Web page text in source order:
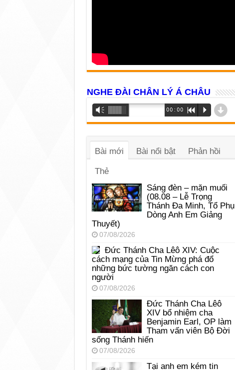
NGHE ĐÀI CHÂN LÝ Á CHÂU
Trình
phát
âm
Vm 00:00 R P d
Bài mới Bài nổi bật Phản hồi
Thẻ
Sáng đèn – mặn muối
(08.08 – Lễ Trọng
Thánh Đa Minh, Tổ Phụ
Dòng Anh Em Giảng
Thuyết)
07/08/2026
Đức Thánh Cha Lêô XIV: Cuộc
cách mạng của Tin Mừng phá đổ
những bức tường ngăn cách con
người
07/08/2026
Đức Thánh Cha Lêô
XIV bổ nhiệm cha
Benjamin Earl, OP làm
Tham vấn viên Bộ Đời
sống Thánh hiến
07/08/2026
Tại anh em kém tin